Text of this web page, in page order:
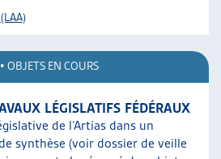
• OBJETS EN COURS
LÉGISLATIFS FÉDÉRAUX
de l’Artias dans un
synthèse (voir dossier de veille